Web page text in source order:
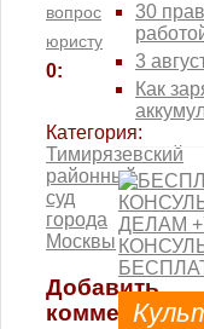
Щербинский районный
вопрос
юристу
0:
Категория:
Тимирязевский
районный
суд
города
Москвы
Добавить
комментарий
30
3
Как